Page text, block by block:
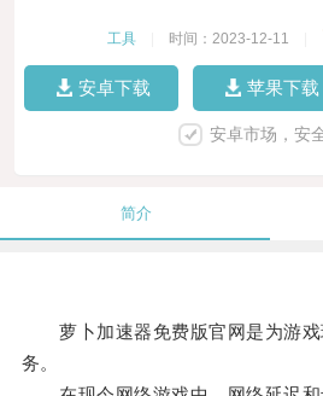
工具 时间：2023-12-11
安卓下载 苹果下载
安卓市场，安
简介
萝卜加速器免费版官网是为游戏
务。